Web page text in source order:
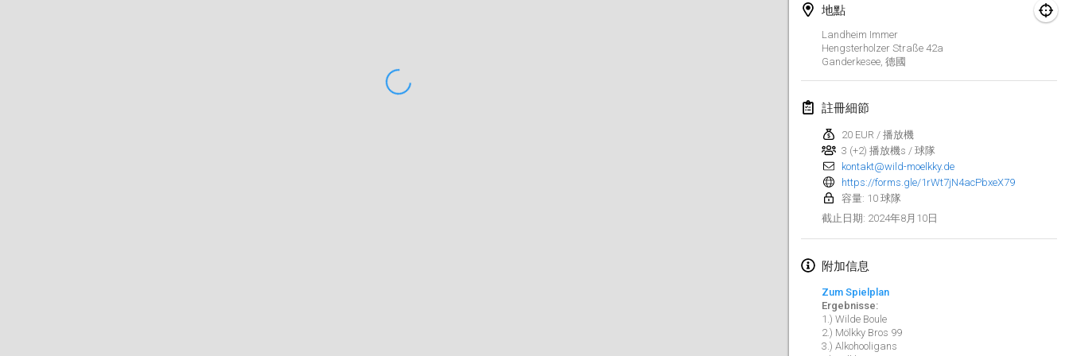
地點
Landheim Immer
Hengsterholzer Straße 42a
Ganderkesee, 德國
註冊細節
20 EUR / 播放機
3 (+2) 播放機s / 球隊
kontakt@wild-moelkky.de
https://forms.gle/1rWt7jN4acPbxeX79
容量: 10 球隊
截止日期: 2024年8月10日
附加信息
Zum Spielplan
Ergebnisse:
1.) Wilde Boule
2.) Mölkky Bros 99
3.) Alkohoolig­ans
2024年1月27日
2024年1月27日
2024年2月
US Mölkky Winter
2024年2月2日| 美國
2024年2月3日
Indoor de la CASAS
2024年2月17日